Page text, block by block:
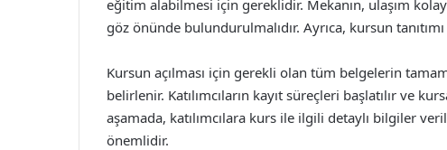
eğitim alabilmesi için gereklidir. Mekanın, ulaşım
göz önünde bulundurulmalıdır. Ayrıca, kursun
Kursun açılması için gerekli olan tüm belgelerin
belirlenir. Katılımcıların kayıt süreçleri başlatılır ve
aşamada, katılımcılara kurs ile ilgili detaylı bilgiler
önemlidir.